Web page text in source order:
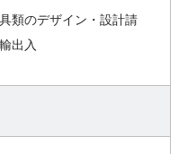
類のデザイン・設計請
出入